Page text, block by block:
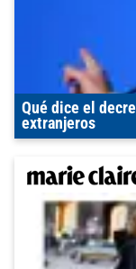
Qué dice el
extranjeros